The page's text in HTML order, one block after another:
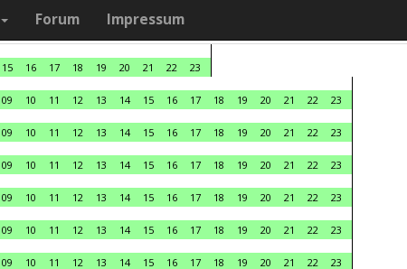
Forum Impressum
15 16 17 18 19 20 21 22
23
09 10 11 12 13 14 15 16 17 18 19 20 21 22
23
09 10 11 12 13 14 15 16 17 18 19 20 21 22
23
09 10 11 12 13 14 15 16 17 18 19 20 21 22
23
09 10 11 12 13 14 15 16 17 18 19 20 21 22
23
09 10 11 12 13 14 15 16 17 18 19 20 21 22
23
09 10 11 12 13 14 15 16 17 18 19 20 21 22
23